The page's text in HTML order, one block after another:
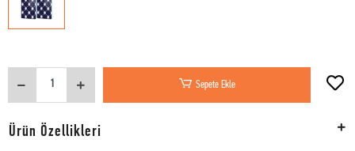
Sepete Ekle
Ürün Özellikleri